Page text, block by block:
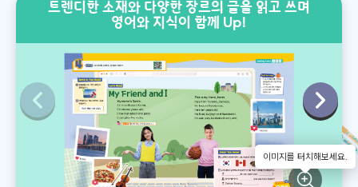
이미지를 터치해보세요.
트렌디한 소재와 다양한 장르의 글을 읽고 쓰며
영어와 지식이 함께 Up!
AI